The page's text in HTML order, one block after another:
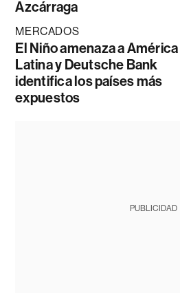
Azcárraga
MERCADOS
El Niño amenaza a América
Latina y Deutsche Bank
identifica los países más
expuestos
PUBLICIDAD